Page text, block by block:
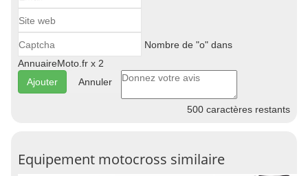
Nombre de "o" dans
AnnuaireMoto.fr x 2
Annuler
500 caractères restants
Equipement motocross similaire